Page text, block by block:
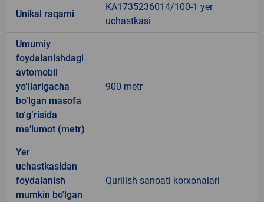
Unikal raqami
KA1735236014/100-1 yer
uchastkasi
Umumiy
foydalanishdagi
avtomobil
yo‘llarigacha
bo‘lgan masofa
to‘g‘risida
ma’lumot (metr)
900 metr
Yer
uchastkasidan
foydalanish
mumkin bo'lgan
Qurilish sanoati korxonalari